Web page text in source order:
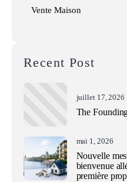
Vente Maison
Recent Post
juillet 17, 2026
The
mai 1, 2026
Nouvelle
bienvenue
première